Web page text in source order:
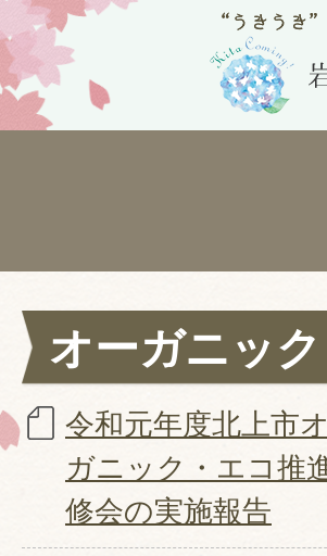
オーガニッ
令和元年度北上市
ガニック・エコ推
修会の実施報告